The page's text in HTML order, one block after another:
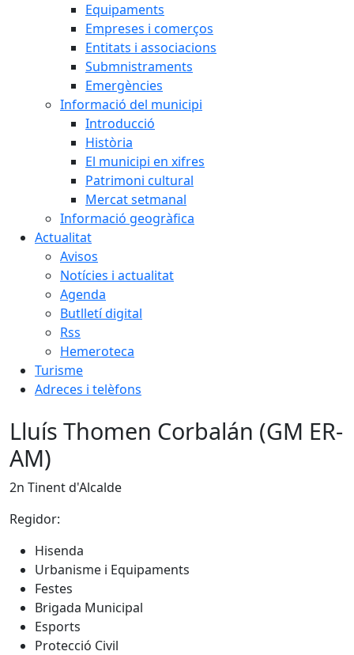
Equipaments
Empreses i comerços
Entitats i associacions
Submnistraments
Emergències
Informació del municipi
Introducció
Història
El municipi en xifres
Patrimoni cultural
Mercat setmanal
Informació geogràfica
Actualitat
Avisos
Notícies i actualitat
Agenda
Butlletí digital
Rss
Hemeroteca
Turisme
Adreces i telèfons
Lluís Thomen Corbalán (GM ER-
AM)
2n Tinent d'Alcalde
Regidor:
Hisenda
Urbanisme i Equipaments
Festes
Brigada Municipal
Esports
Protecció Civil